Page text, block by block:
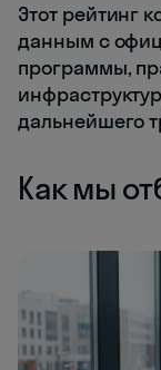
Этот рейтинг
данным с
программы,
дальнейшего
Как мы